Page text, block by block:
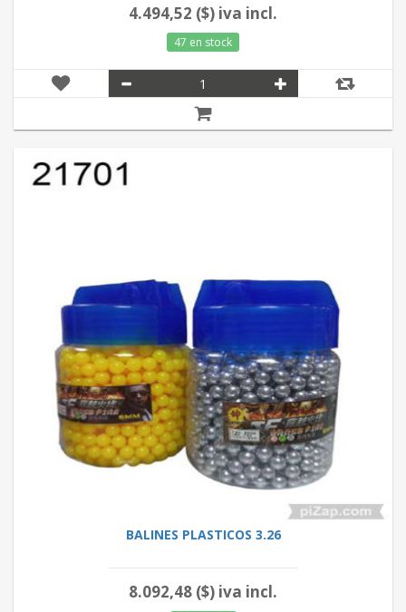
4.494,52 ($) iva incl.
47 en stock
BALINES PLASTICOS 3.26
8.092,48 ($) iva incl.